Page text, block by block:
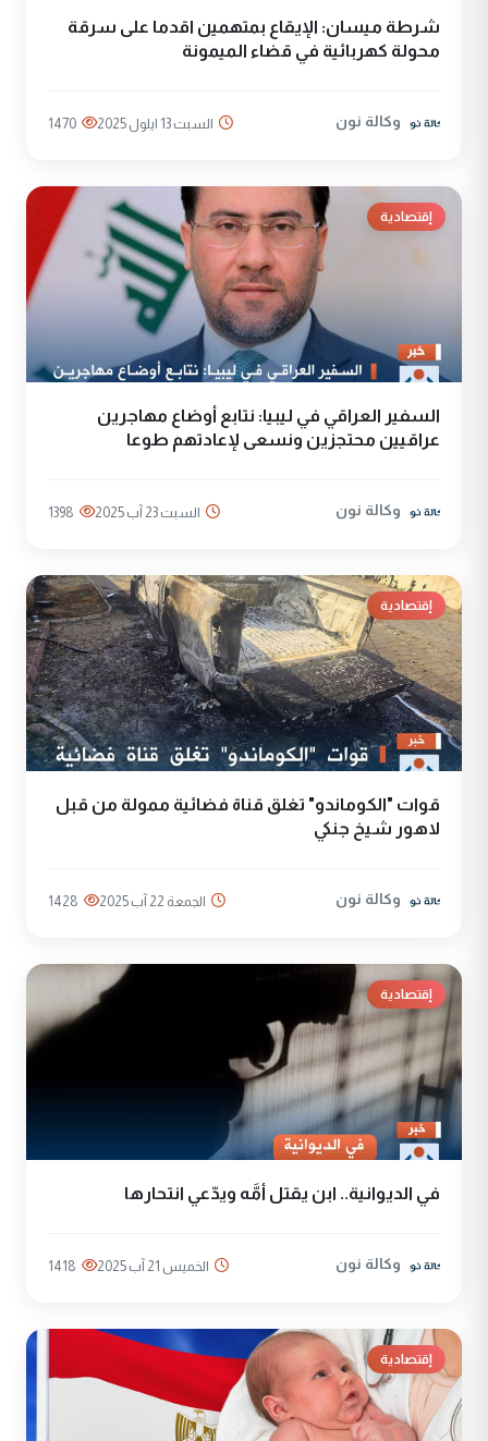
شرطة ميسان: الإيقاع بمتهمين اقدما على سرقة
محولة كهربائية في قضاء الميمونة
وكالة نون السبت 13 ايلول 2025 1470
إقتصادية
السفير العراقي في ليبيا: نتابع أوضاع مهاجرين
عراقيين محتجزين ونسعى لإعادتهم طوعا
وكالة نون السبت 23 آب 2025 1398
إقتصادية
قوات "الكوماندو" تغلق قناة فضائية ممولة من قبل
لاهور شيخ جنكي
وكالة نون الجمعة 22 آب 2025 1428
إقتصادية
في الديوانية.. ابن يقتل أمَّه ويدّعي انتحارها
وكالة نون الخميس 21 آب 2025 1418
إقتصادية